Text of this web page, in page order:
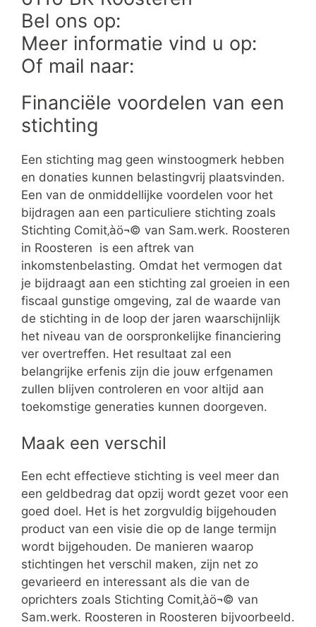
Bel ons op:
Meer informatie vind u op:
Of mail naar:
Financiële voordelen van een
stichting
Een stichting mag geen winstoogmerk hebben
en donaties kunnen belastingvrij plaatsvinden.
Een van de onmiddellijke voordelen voor het
bijdragen aan een particuliere stichting zoals
Stichting Comit‚àö¬© van Sam.werk. Roosteren
in Roosteren is een aftrek van
inkomstenbelasting. Omdat het vermogen dat
je bijdraagt aan een stichting zal groeien in een
fiscaal gunstige omgeving, zal de waarde van
de stichting in de loop der jaren waarschijnlijk
het niveau van de oorspronkelijke financiering
ver overtreffen. Het resultaat zal een
belangrijke erfenis zijn die jouw erfgenamen
zullen blijven controleren en voor altijd aan
toekomstige generaties kunnen doorgeven.
Maak een verschil
Een echt effectieve stichting is veel meer dan
een geldbedrag dat opzij wordt gezet voor een
goed doel. Het is het zorgvuldig bijgehouden
product van een visie die op de lange termijn
wordt bijgehouden. De manieren waarop
stichtingen het verschil maken, zijn net zo
gevarieerd en interessant als die van de
oprichters zoals Stichting Comit‚àö¬© van
Sam.werk. Roosteren in Roosteren bijvoorbeeld.